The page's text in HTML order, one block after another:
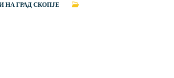
НА ГРАД СКОПЈЕ